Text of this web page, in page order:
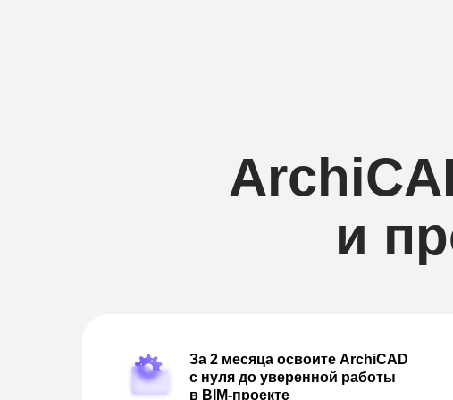
и
За 2 месяца освоите ArchiCAD
с нуля до уверенной работы
в BIM-проекте